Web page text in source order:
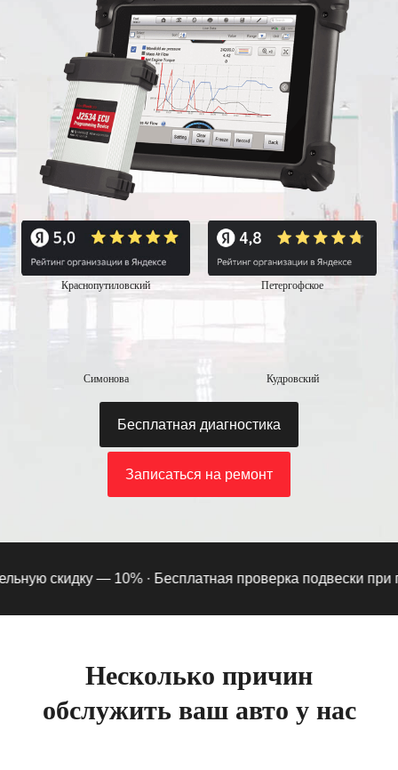
Краснопутиловский Петергофское
Симонова Кудровский
Бесплатная диагностика
Записаться на ремонт
скидку — 10% ·Бесплатная проверка подвески при
Несколько причин
обслужить ваш авто у нас